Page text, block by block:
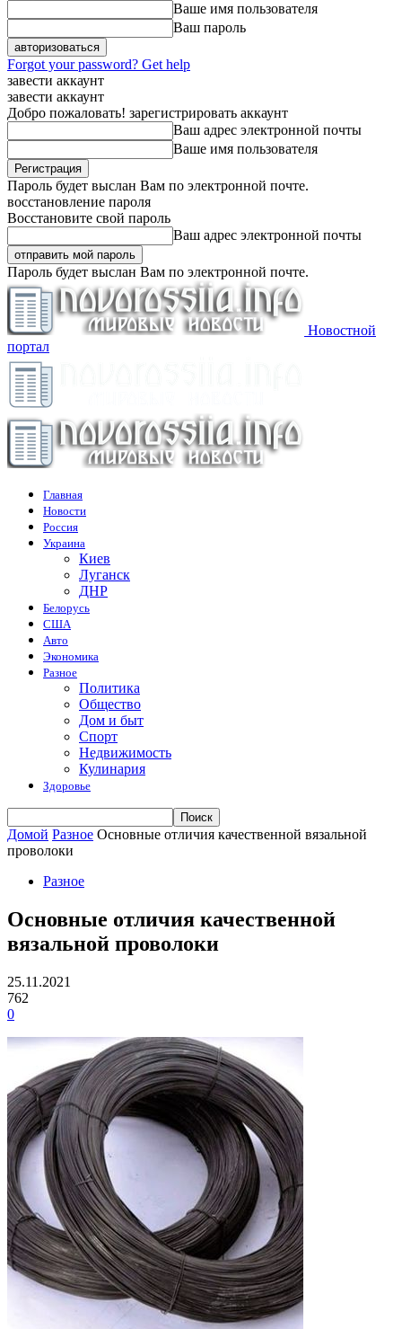
Ваше имя пользователя
Ваш пароль
Forgot your password? Get help
завести аккаунт
завести аккаунт
Добро пожаловать! зарегистрировать аккаунт
Ваш адрес электронной почты
Ваше имя пользователя
Пароль будет выслан Вам по электронной почте.
восстановление пароля
Восстановите свой пароль
Ваш адрес электронной почты
Пароль будет выслан Вам по электронной почте.
Новостной
портал
Главная
Новости
Россия
Украина
Киев
Луганск
ДНР
Белорусь
США
Авто
Экономика
Разное
Политика
Общество
Дом и быт
Спорт
Недвижимость
Кулинария
Здоровье
Домой Разное Основные отличия качественной вязальной
проволоки
Разное
Основные отличия качественной
вязальной проволоки
25.11.2021
762
0